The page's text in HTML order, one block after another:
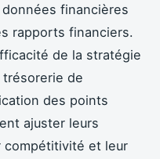
financières
rapports financiers.
de la stratégie
de
des points
ajuster leurs
compétitivité et leur